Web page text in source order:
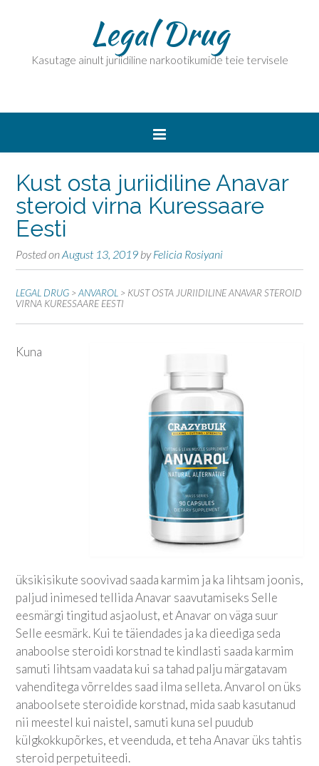
Legal Drug
Kasutage ainult juriidiline narkootikumide teie tervisele
Kust osta juriidiline Anavar
steroid virna Kuressaare
Eesti
Posted onAugust 13, 2019 byFelicia Rosiyani
LEGAL DRUG >ANVAROL > KUST OSTA JURIIDILINE ANAVAR STEROID
VIRNA KURESSAARE EESTI
Kuna
üksikisikute soovivad saada karmim ja ka lihtsam joonis,
paljud inimesed tellida Anavar saavutamiseks Selle
eesmärgi tingitud asjaolust, et Anavar on väga suur
Selle eesmärk. Kui te täiendades ja ka dieediga seda
anaboolse steroidi korstnad te kindlasti saada karmim
samuti lihtsam vaadata kui sa tahad palju märgatavam
vahenditega võrreldes saad ilma selleta. Anvarol on üks
anaboolsete steroidide korstnad, mida saab kasutanud
nii meestel kui naistel, samuti kuna sel puudub
külgkokkupõrkes, et veenduda, et teha Anavar üks tahtis
steroid perpetuiteedi.